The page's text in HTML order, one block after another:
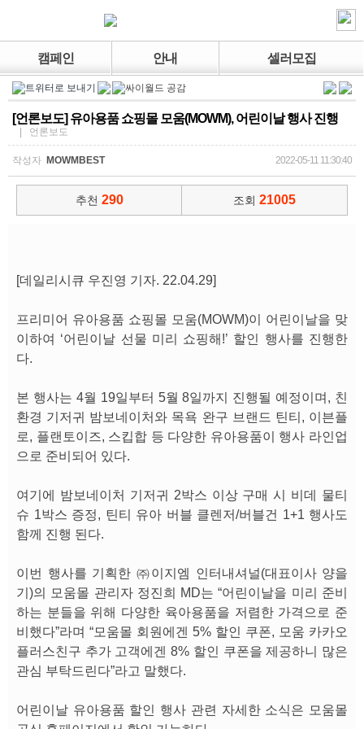
캠페인 안내 셀러모집
[언론보도] 유아용품 쇼핑몰 모움(MOWM), 어린이날 행사 진행
| 언론보도
작성자 MOWMBEST 2022-05-11 11:30:40
추천 290 조회 21005
[데일리시큐 우진영 기자. 22.04.29]
프리미어 유아용품 쇼핑몰 모움(MOWM)이 어린이날을 맞
이하여 ‘어린이날 선물 미리 쇼핑해!’ 할인 행사를 진행한
다.
본 행사는 4월 19일부터 5월 8일까지 진행될 예정이며, 친
환경 기저귀 밤보네이처와 목욕 완구 브랜드 틴티, 이븐플
로, 플랜토이즈, 스킵합 등 다양한 유아용품이 행사 라인업
으로 준비되어 있다.
여기에 밤보네이처 기저귀 2박스 이상 구매 시 비데 물티
슈 1박스 증정, 틴티 유아 버블 클렌저/버블건 1+1 행사도
함께 진행 된다.
이번 행사를 기획한 ㈜이지엠 인터내셔널(대표이사 양을
기)의 모움몰 관리자 정진희 MD는 “어린이날을 미리 준비
하는 분들을 위해 다양한 육아용품을 저렴한 가격으로 준
비했다”라며 “모움몰 회원에겐 5% 할인 쿠폰, 모움 카카오
플러스친구 추가 고객에겐 8% 할인 쿠폰을 제공하니 많은
관심 부탁드린다”라고 말했다.
어린이날 유아용품 할인 행사 관련 자세한 소식은 모움몰